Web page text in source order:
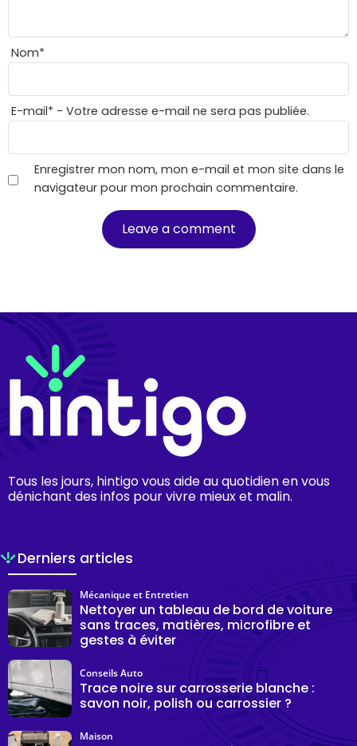
Nom*
E-mail* - Votre adresse e-mail ne sera pas publiée.
Enregistrer mon nom, mon e-mail et mon site dans le
navigateur pour mon prochain commentaire.
Tous les jours, hintigo vous aide au quotidien en vous
dénichant des infos pour vivre mieux et malin.
Derniers articles
Nettoyer un tableau de bord de voiture
sans traces, matières, microfibre et
gestes à éviter
Mécanique et Entretien
Trace noire sur carrosserie blanche :
savon noir, polish ou carrossier ?
Conseils Auto
Maison